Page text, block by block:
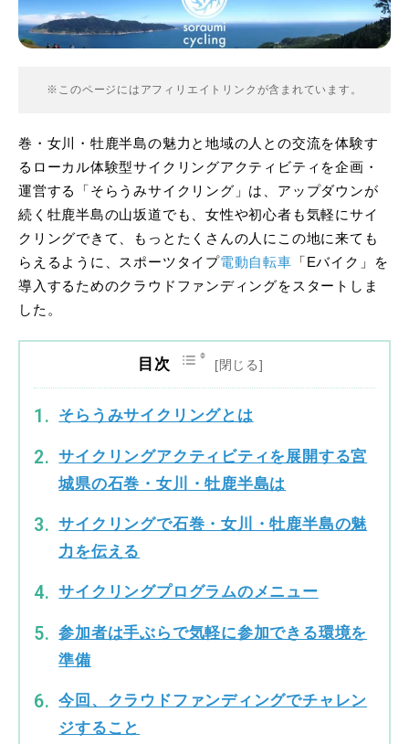
※このページにはアフィリエイトリンクが含まれています。
巻・女川・牡鹿半島の魅力と地域の人との交流を体験す
るローカル体験型サイクリングアクティビティを企画・
運営する「そらうみサイクリング」は、アップダウンが
続く牡鹿半島の山坂道でも、女性や初心者も気軽にサイ
クリングできて、もっとたくさんの人にこの地に来ても
らえるように、スポーツタイプ電動自転車 「Eバイク」を
導入するためのクラウドファンディングをスタートしま
した。
目次
そらうみサイクリングとは
サイクリングアクティビティを展開する宮
城県の石巻・女川・牡鹿半島は
サイクリングで石巻・女川・牡鹿半島の魅
力を伝える
サイクリングプログラムのメニュー
参加者は手ぶらで気軽に参加できる環境を
準備
今回、クラウドファンディングでチャレン
ジすること